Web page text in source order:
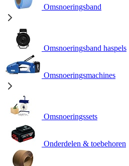
Omsnoeringsband
Omsnoeringsband haspels
Omsnoeringsmachines
Omsnoeringssets
Onderdelen & toebehoren